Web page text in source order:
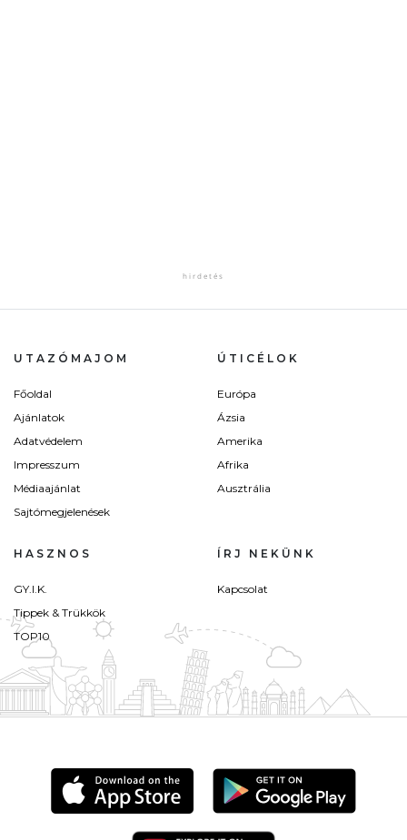
UTAZÓMAJOM
Főoldal
Ajánlatok
Adatvédelem
Impresszum
Médiaajánlat
Sajtómegjelenések
ÚTICÉLOK
Európa
Ázsia
Amerika
Afrika
Ausztrália
HASZNOS
GY.I.K.
Tippek & Trükkök
TOP10
ÍRJ NEKÜNK
Kapcsolat